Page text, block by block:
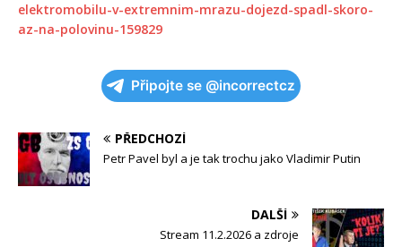
elektromobilu-v-extremnim-mrazu-dojezd-spadl-skoro-
az-na-polovinu-159829
Připojte se @incorrectcz
PŘEDCHOZÍ
Petr Pavel byl a je tak trochu jako Vladimir Putin
DALŠÍ
Stream 11.2.2026 a zdroje